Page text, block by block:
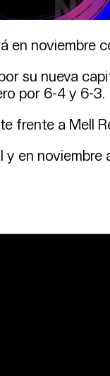
en noviembre
su nueva
por 6-4 y 6-3.
frente a Mell
y en